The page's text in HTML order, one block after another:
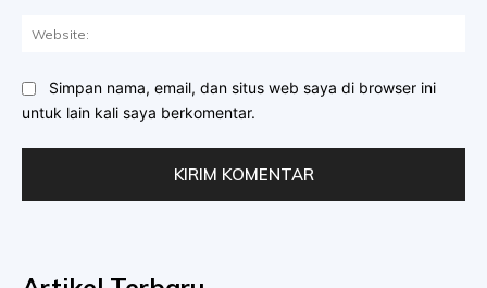
Simpan nama, email, dan situs web saya di browser ini
untuk lain kali saya berkomentar.